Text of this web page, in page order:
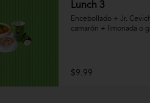
Lunch 3
Encebollado + Jr.
camarón + limonada o
$9.99